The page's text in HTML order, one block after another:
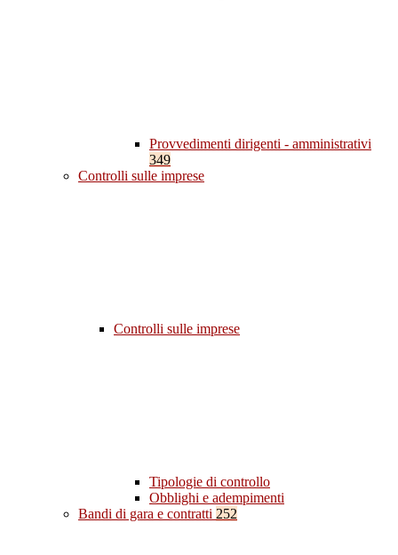
Provvedimenti dirigenti - amministrativi
349
Controlli sulle imprese
Controlli sulle imprese
Tipologie di controllo
Obblighi e adempimenti
Bandi di gara e contratti 252